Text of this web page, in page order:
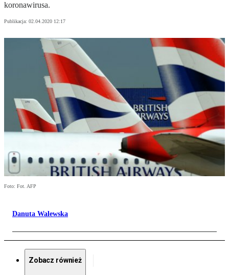
koronawirusa.
Publikacja: 02.04.2020 12:17
Foto: Fot. AFP
Danuta Walewska
Zobacz również